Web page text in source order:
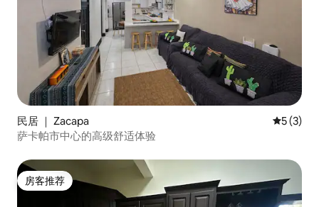
民居 ｜ Zacapa 平均评分
5 (3)
萨卡帕市中心的高级舒适体验
房客推荐
房客推荐